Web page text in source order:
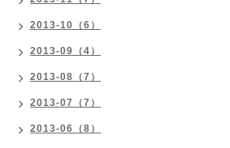
2013-10（6）
2013-09（4）
2013-08（7）
2013-07（7）
2013-06（8）